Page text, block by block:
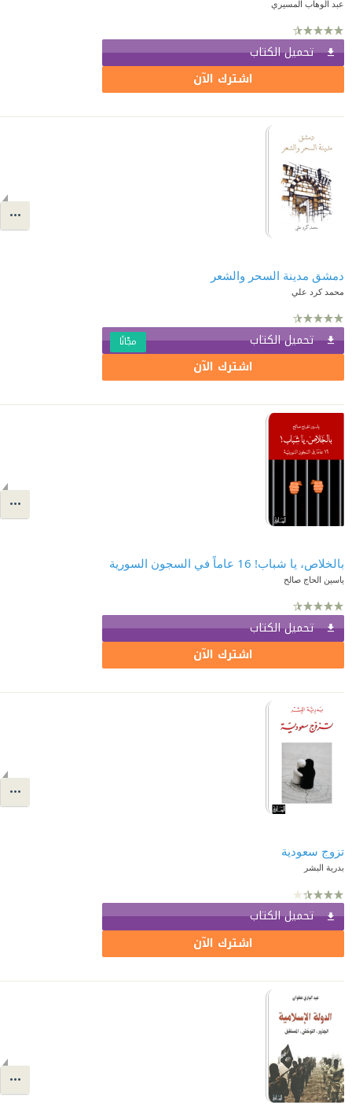
عبد الوهاب المسيري
تحميل الكتاب
اشترك الآن
دمشق مدينة السحر والشعر
محمد كرد علي
تحميل الكتاب مجّانًا
اشترك الآن
بالخلاص، يا شباب! 16 عاماً في السجون السورية
ياسين الحاج صالح
تحميل الكتاب
اشترك الآن
تزوج سعودية
بدرية البشر
تحميل الكتاب
اشترك الآن